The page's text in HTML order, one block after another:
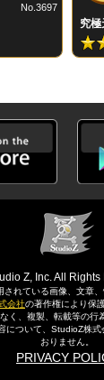
No.3697
究
Z, Inc. All
されている画像、文章
会社の著作権により保
く、複製、転載等の行
について、StudioZ株
おりません。
PRIVACY